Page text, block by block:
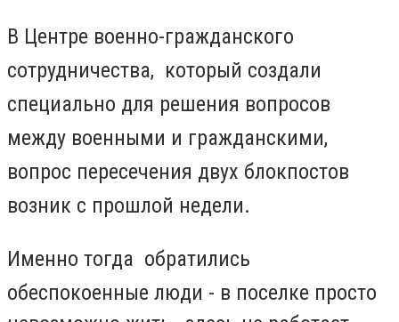
В Центре военно-гражданского
сотрудничества, который создали
специально для решения вопросов
между военными и гражданскими,
вопрос пересечения двух блокпостов
возник с прошлой недели.
Именно тогда обратились
обеспокоенные люди - в поселке просто